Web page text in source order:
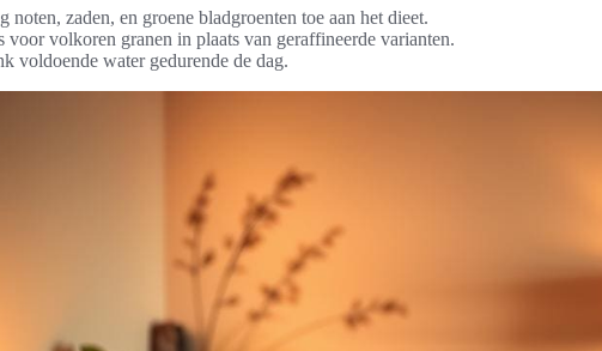
noten, zaden, en groene bladgroenten toe aan het dieet.
voor volkoren granen in plaats van geraffineerde varianten.
voldoende water gedurende de dag.